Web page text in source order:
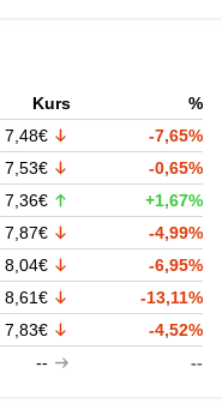
Kurs
%
7,48€
-7,65%
7,53€
-0,65%
7,36€
+1,67%
7,87€
-4,99%
8,04€
-6,95%
8,61€
-13,11%
7,83€
-4,52%
-- --